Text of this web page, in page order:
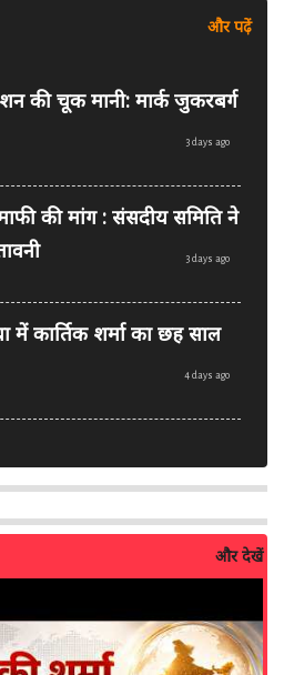
और पढ़ें
की चूक मानी: मार्क जुकरबर्ग
3 days ago
की मांग : संसदीय समिति ने
3 days ago
में कार्तिक शर्मा का छह साल
4 days ago
टीम
4 days ago
पर LinkedIn की सख्ती:और देखें